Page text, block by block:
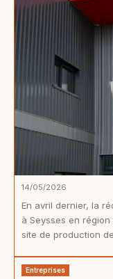
14/05/2026
En avril dernier, la
à Seysses en
site de production
Entreprises